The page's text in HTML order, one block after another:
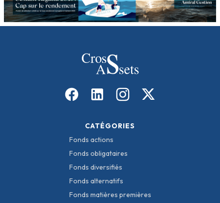
CATÉGORIES
Fonds actions
Fonds obligataires
Fonds diversifiés
Fonds alternatifs
Fonds matières premières